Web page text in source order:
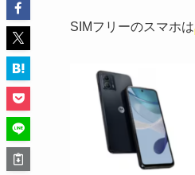
SIMフリーのスマホは